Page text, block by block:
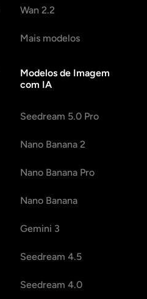
Wan 2.2
Mais modelos
Modelos de Imagem
com IA
Seedream 5.0 Pro
Nano Banana 2
Nano Banana Pro
Nano Banana
Gemini 3
Seedream 4.5
Seedream 4.0